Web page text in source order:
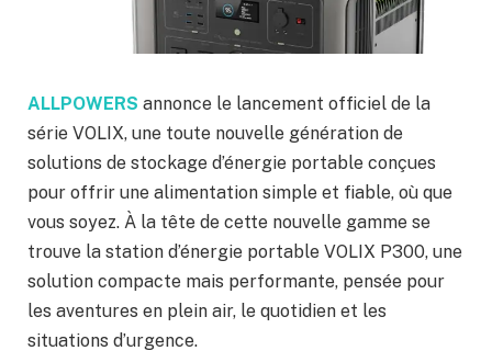
ALLPOWERS annonce le lancement officiel de la
série VOLIX, une toute nouvelle génération de
solutions de stockage d’énergie portable conçues
pour offrir une alimentation simple et fiable, où que
vous soyez. À la tête de cette nouvelle gamme se
trouve la station d’énergie portable VOLIX P300, une
solution compacte mais performante, pensée pour
les aventures en plein air, le quotidien et les
situations d’urgence.